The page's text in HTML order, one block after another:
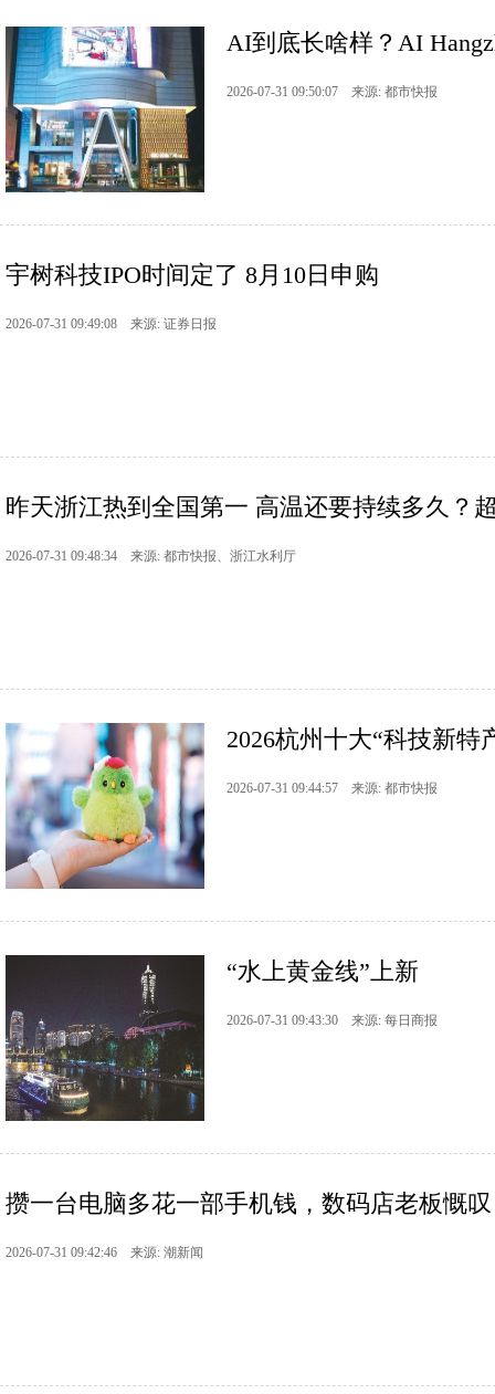
AI到底长啥样？AI
2026-07-31 09:50:07 来源: 都市快报
宇树科技IPO时间定了 8月10日申购
2026-07-31 09:49:08 来源: 证券日报
昨天浙江热到全国第一 高温还要持续多久？
2026-07-31 09:48:34 来源: 都市快报、浙江水利厅
2026杭州十大“科技新特
2026-07-31 09:44:57 来源: 都市快报
“水上黄金线”上新
2026-07-31 09:43:30 来源: 每日商报
攒一台电脑多花一部手机钱，数码店老板慨
2026-07-31 09:42:46 来源: 潮新闻